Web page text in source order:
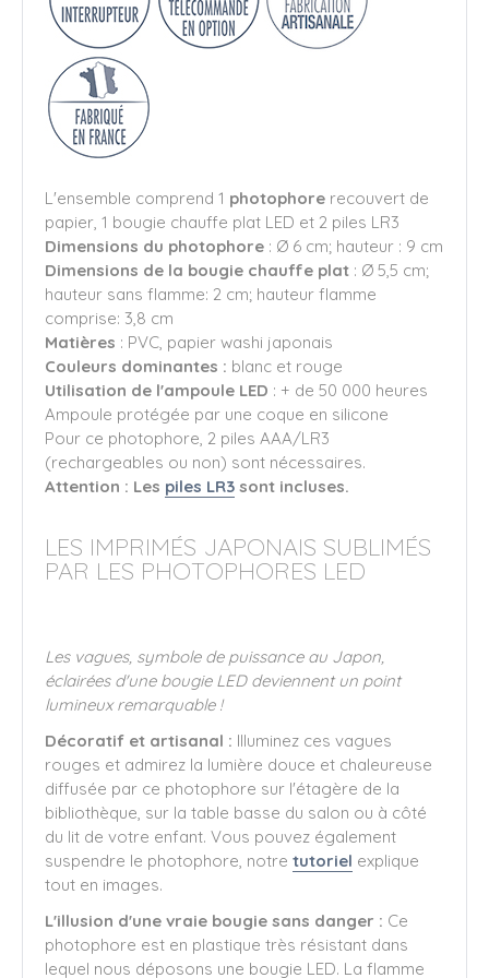
L'ensemble comprend 1 photophore recouvert de
papier, 1 bougie chauffe plat LED et 2 piles LR3
Dimensions du photophore : Ø 6 cm; hauteur : 9 cm
Dimensions de la bougie chauffe plat : Ø 5,5 cm;
hauteur sans flamme: 2 cm; hauteur flamme
comprise: 3,8 cm
Matières : PVC, papier washi japonais
Couleurs dominantes : blanc et rouge
Utilisation de l'ampoule LED : + de 50 000 heures
Ampoule protégée par une coque en silicone
Pour ce photophore, 2 piles AAA/LR3
(rechargeables ou non) sont nécessaires.
Attention : Les piles LR3 sont incluses.
LES IMPRIMÉS JAPONAIS SUBLIMÉS
PAR LES PHOTOPHORES LED
Les vagues, symbole de puissance au Japon,
éclairées d'une bougie LED deviennent un point
lumineux remarquable !
Décoratif et artisanal : Illuminez ces vagues
rouges et admirez la lumière douce et chaleureuse
diffusée par ce photophore sur l'étagère de la
bibliothèque, sur la table basse du salon ou à côté
du lit de votre enfant. Vous pouvez également
suspendre le photophore, notre tutoriel explique
tout en images.
L'illusion d'une vraie bougie sans danger : Ce
photophore est en plastique très résistant dans
lequel nous déposons une bougie LED. La flamme